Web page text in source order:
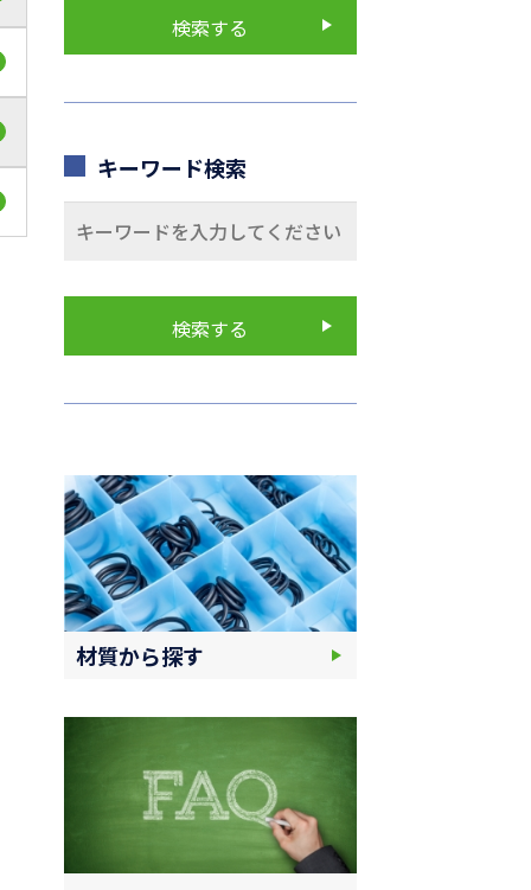
キーワード検索
材質から探す